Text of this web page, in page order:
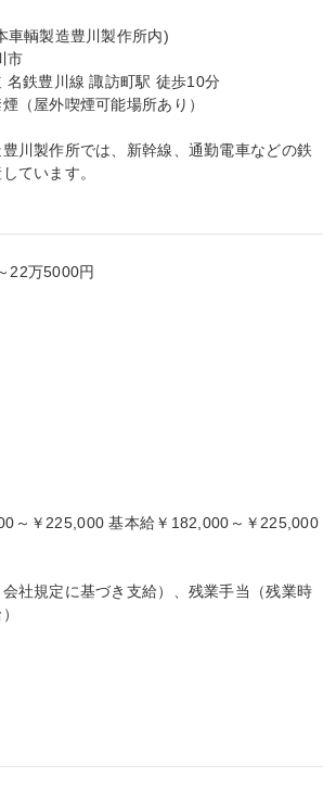
車輌製造豊川製作所内)
市
名鉄豊川線 諏訪町駅 徒歩10分
（屋外喫煙可能場所あり）
川製作所では、新幹線、通勤電車などの鉄
ています。
22万5000円
～￥225,000 基本給￥182,000～￥225,000
社規定に基づき支給）、残業手当（残業時